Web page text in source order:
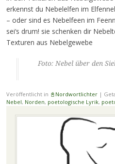
erkennst du Nebelelfen im
– oder sind es Nebelfeen im
sei‘s drum! sie schenken dir
Texturen aus Nebelgewebe
Foto: Nebel über den
Veröffentlicht in 📓Nordwortlichter |
Nebel, Norden, poetologische Lyrik,